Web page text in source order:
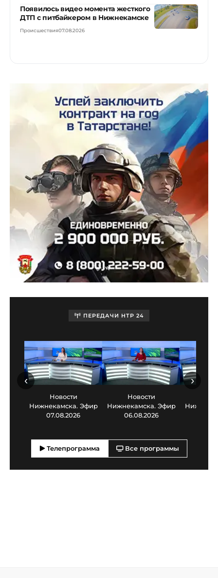
Появилось видео момента жесткого
ДТП с питбайкером в Нижнекамске
Происшествия07.08.2026
ПЕРЕДАЧИ НТР 24
Новости
Нижнекамска. Эфир
07.08.2026
Новости
Нижнекамска. Эфир
06.08.2026
‹ ›
Телепрограмма Все программы